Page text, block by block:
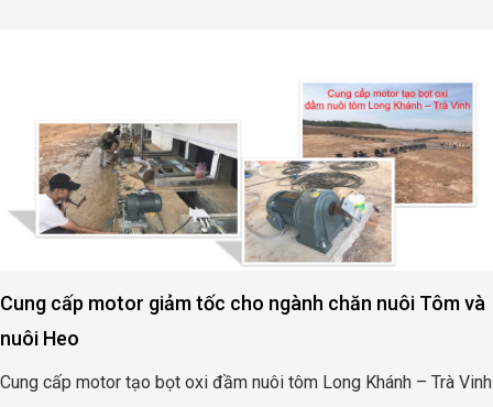
Cung cấp motor giảm tốc cho ngành chăn nuôi Tôm và
nuôi Heo
Cung cấp motor tạo bọt oxi đầm nuôi tôm Long Khánh – Trà Vinh